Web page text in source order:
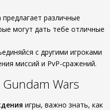
предлагает различные
могут дать тебе отличные
с другими игроками
миссий и PvP-сражений.
Wars
игры, важно знать, как